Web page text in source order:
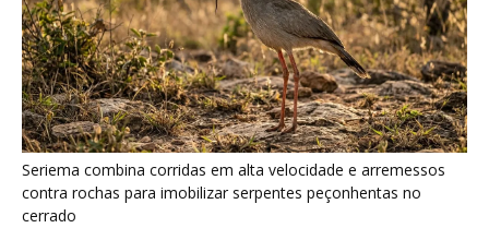
Seriema combina corridas em alta velocidade e arremessos
contra rochas para imobilizar serpentes peçonhentas no
cerrado